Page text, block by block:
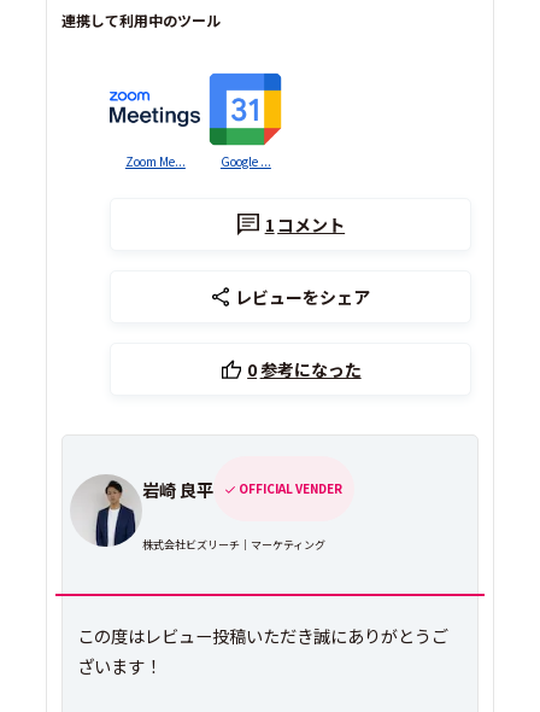
連携して利用中のツール
Zoom Me... Google ...
1 コメント
レビューをシェア
0参考になった
岩崎 良平 OFFICIAL VENDER
株式会社ビズリーチ｜マーケティング
この度はレビュー投稿いただき誠にありがとうご
ざいます！